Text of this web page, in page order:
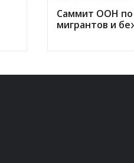
Саммит ООН по
мигрантов и